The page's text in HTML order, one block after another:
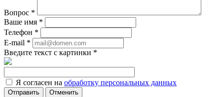
Вопрос *
Ваше имя *
Телефон *
E-mail *
Введите текст с картинки *
Я согласен на обработку персональных данных
Отменить